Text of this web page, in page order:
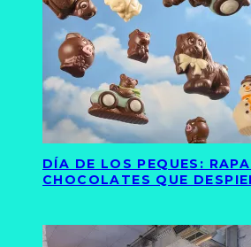
DÍA DE LOS PEQUES:
CHOCOLATES QUE